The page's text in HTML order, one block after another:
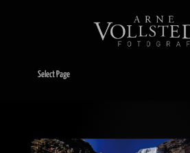
Select Page